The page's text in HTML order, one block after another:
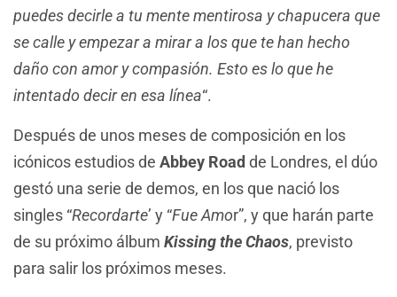
puedes decirle a tu mente mentirosa y chapucera que
se calle y empezar a mirar a los que te han hecho
daño con amor y compasión. Esto es lo que he
intentado decir en esa línea“.
Después de unos meses de composición en los
icónicos estudios de Abbey Roadde Londres, el dúo
gestó una serie de demos, en los que nació los
singles “Recordarte’ y “Fue Amor”, y que harán parte
de su próximo álbum Kissing the Chaos, previsto
para salir los próximos meses.